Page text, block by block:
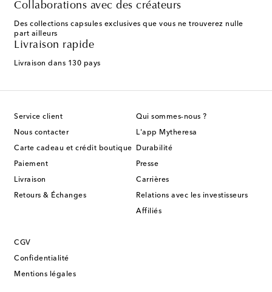
Collaborations avec des créateurs
Des collections capsules exclusives que vous ne trouverez nulle
part ailleurs
Livraison rapide
Livraison dans 130 pays
Service client
Nous contacter
Carte cadeau et crédit boutique
Paiement
Livraison
Retours & Échanges
Qui sommes-nous ?
L'app Mytheresa
Durabilité
Presse
Carrières
Relations avec les investisseurs
Affiliés
CGV
Confidentialité
Mentions légales